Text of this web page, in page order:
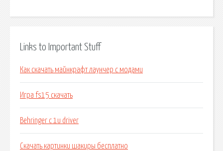
Links to Important Stuff
Как скачать майнкрафт лаунчер с модами
Игра fs15 скачать
Behringer c 1u driver
Скачать картинки шакиры бесплатно